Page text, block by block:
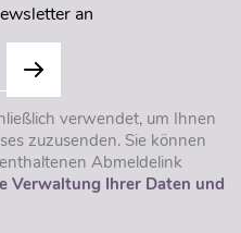
an
verwendet, um Ihnen
zuzusenden. Sie können
Abmeldelink
Verwaltung Ihrer Daten und